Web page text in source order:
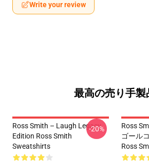
Write your review
最高の売り手製
Ross Smith – Laugh Legacy
Edition Ross Smith
Sweatshirts
-20%
Ross
ゴール
Ross